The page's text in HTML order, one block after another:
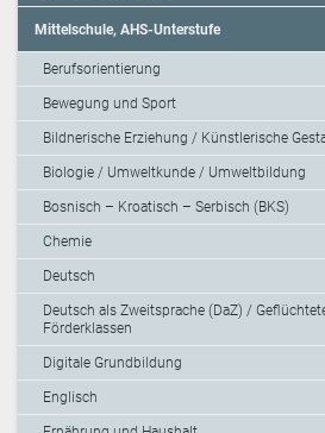
Mittelschule, AHS-Unterstufe
Berufsorientierung
Bewegung und Sport
Bildnerische Erziehung / Künstlerische
Biologie / Umweltkunde / Umweltbildung
Bosnisch – Kroatisch – Serbisch (BKS)
Chemie
Deutsch
Deutsch als Zweitsprache (DaZ) /
Förderklassen
Digitale Grundbildung
Englisch